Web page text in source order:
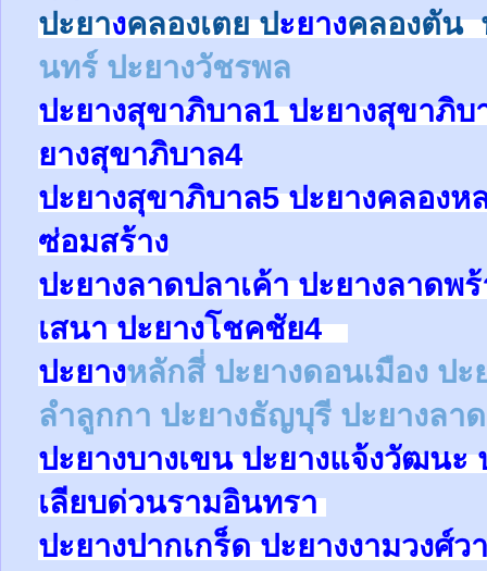
ปะยางคลองเตย ปะยางคลองตัน
นทร์ ปะยางวัชรพล
ปะยางสุขาภิบาล1ปะยางสุขาภิบ
ยางสุขาภิบาล4
ปะยางสุขาภิบาล5 ปะยางคลองห
ซ่อมสร้าง
ปะยางลาดปลาเค้าปะยางลาดพ
เสนาปะยางโชคชัย4
ปะยางหลักสี่ ปะยางดอนเมือง ปะ
ลำลูกกา ปะยางธัญบุรี ปะยางลา
ปะยางบางเขนปะยางแจ้งวัฒนะ
เลียบด่วนรามอินทรา
ปะยางปากเกร็ดปะยางงามวงศ์ว